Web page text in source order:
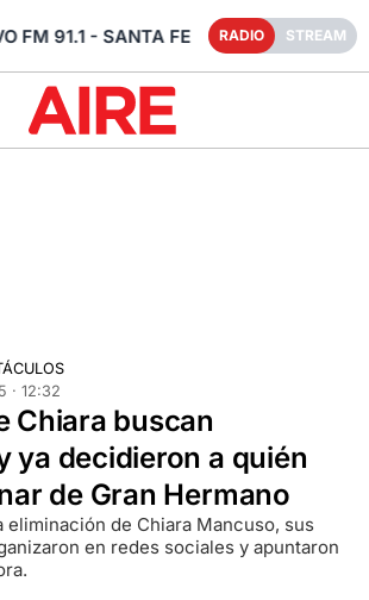
FM 91.1 - SANTA FE RADIO STREAM
· 12:32
Chiara buscan
ya decidieron a quién
de Gran Hermano
eliminación de Chiara Mancuso, sus
en redes sociales y apuntaron